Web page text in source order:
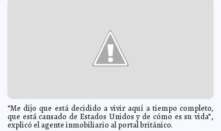
Relacionan a Taylor Swift con el fascismo
Violencia familiar, tema que se oculta en México
España absuelve a Moreira
2016-05-26 08:38:31 Las 10 marcas favoritas de los mexicanos Jorge Armando
León Borges
2016-05-26 08:30:55 SAT presentará resultados de investigación de los
Panamá Papers Jorge Armando León Borges
“Me dijo que está decidido a vivir aquí a tiempo completo,
que está cansado de Estados Unidos y de cómo es su vida”,
explicó el agente inmobiliario al portal británico.